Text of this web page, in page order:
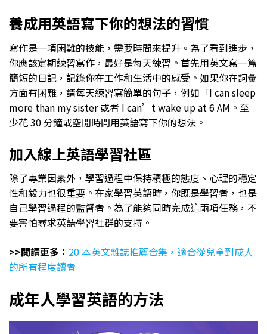
養成用英語寫下你的想法的習慣
寫作是一項困難的技能，需要時間來提升。為了看到進步，
你應該定期練習寫作，最好是每天練習。首先用英文寫一篇
簡短的日記，記錄你在工作和生活中的感受。如果你在詞彙
方面有困難，請每天練習寫簡單的句子，例如「I can sleep
more than my sister 或者 I can’t wake up at 6 AM。至
少花 30 分鐘或空閒時間用英語寫下你的想法。
加入線上英語學習社區
除了專業因素外，學習過程中保持積極的態度、心理的穩定
性和毅力也很重要。在家學習英語時，你既是學習者，也是
自己學習過程的監督者。為了能夠同時完成這兩項任務，不
要害怕尋求英語學習社群的支持。
>>閲讀更多： 20 本英文雜誌推薦合集，適合從兒童到成人
的所有程度讀者
成年人學習英語的方法